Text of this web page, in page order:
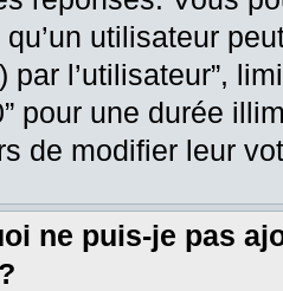
utilisateur
par l’utilisateur”,
pour une durée
de modifier leur
ne puis-je pas